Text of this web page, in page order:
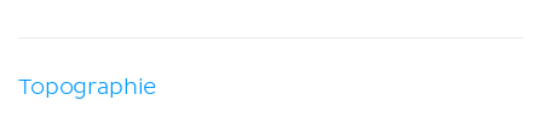
Topographie